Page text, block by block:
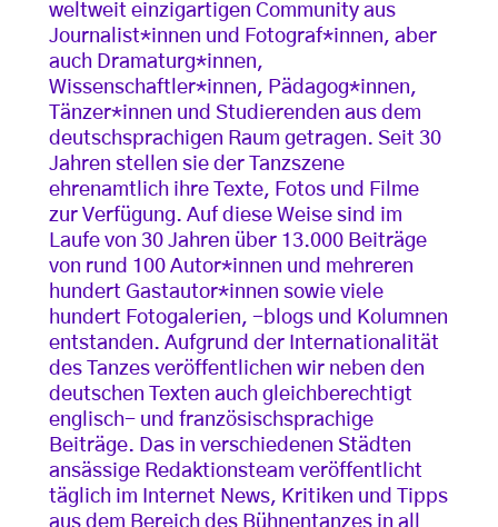
weltweit einzigartigen Community aus
Journalist*innen und Fotograf*innen, aber
auch Dramaturg*innen,
Wissenschaftler*innen, Pädagog*innen,
Tänzer*innen und Studierenden aus dem
deutschsprachigen Raum getragen. Seit 30
Jahren stellen sie der Tanzszene
ehrenamtlich ihre Texte, Fotos und Filme
zur Verfügung. Auf diese Weise sind im
Laufe von 30 Jahren über 13.000 Beiträge
von rund 100 Autor*innen und mehreren
hundert Gastautor*innen sowie viele
hundert Fotogalerien, -blogs und Kolumnen
entstanden. Aufgrund der Internationalität
des Tanzes veröffentlichen wir neben den
deutschen Texten auch gleichberechtigt
englisch- und französischsprachige
Beiträge. Das in verschiedenen Städten
ansässige Redaktionsteam veröffentlicht
täglich im Internet News, Kritiken und Tipps
aus dem Bereich des Bühnentanzes in all